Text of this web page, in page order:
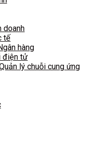
doanh
tế
hàng
điện tử
lý chuỗi cung ứng